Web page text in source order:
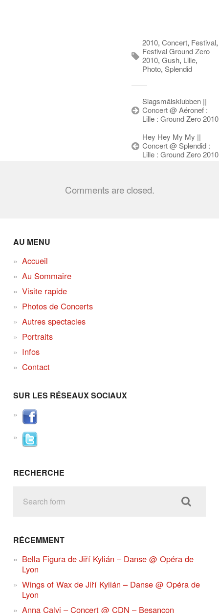
2010, Concert, Festival,
Festival Ground Zero
2010, Gush, Lille,
Photo, Splendid
Slagsmålsklubben ||
Concert @ Aéronef :
Lille : Ground Zero 2010
Hey Hey My My ||
Concert @ Splendid :
Lille : Ground Zero 2010
Comments are closed.
AU MENU
Accueil
Au Sommaire
Visite rapide
Photos de Concerts
Autres spectacles
Portraits
Infos
Contact
SUR LES RÉSEAUX SOCIAUX
RECHERCHE
RÉCEMMENT
Bella Figura de Jiří Kylián – Danse @ Opéra de
Lyon
Wings of Wax de Jiří Kylián – Danse @ Opéra de
Lyon
Anna Calvi – Concert @ CDN – Besançon